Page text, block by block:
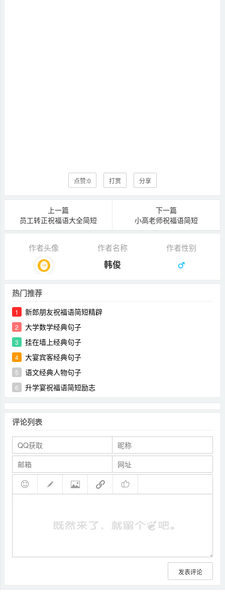
点赞:0 打赏 分享
上一篇
员工转正祝福语大全简短
下一篇
小高老师祝福语简短
作者头像 作者名称 作者性别
韩俊
热门推荐
1 新郎朋友祝福语简短精辟
2 大学数学经典句子
3 挂在墙上经典句子
4 大宴宾客经典句子
5 语文经典人物句子
6 升学宴祝福语简短励志
评论列表
发表评论